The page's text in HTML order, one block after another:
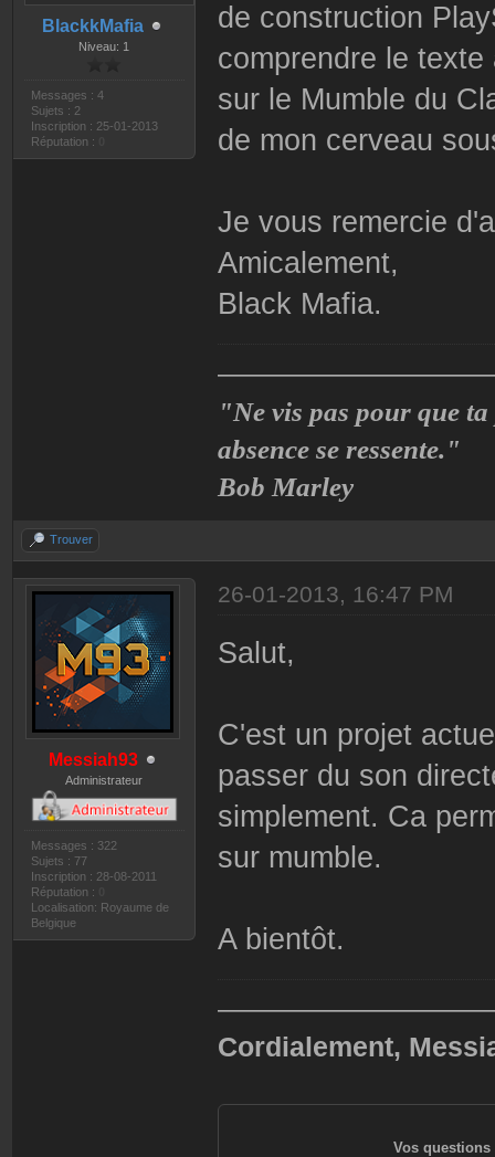
BlackkMafia
Niveau: 1
Messages : 4
Sujets : 2
Inscription : 25-01-2013
Réputation :
de construction
comprendre le
sur le Mumble du
de mon cerveau
Je vous remercie
Amicalement,
Black Mafia.
"Ne vis pas pour que
absence se ressente."
Bob Marley
Trouver
Messiah93
Administrateur
Messages : 322
Sujets : 77
Inscription : 28-08-2011
Réputation :
Localisation: Royaume de
Belgique
26-01-2013, 16:47 PM
Salut,
C'est un projet
passer du son
simplement. Ca
sur mumble.
A bientôt.
Cordialement,
Vos questions